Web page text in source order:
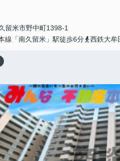
留米市野中町1398-1
線「南久留米」駅徒歩6分
西鉄大牟